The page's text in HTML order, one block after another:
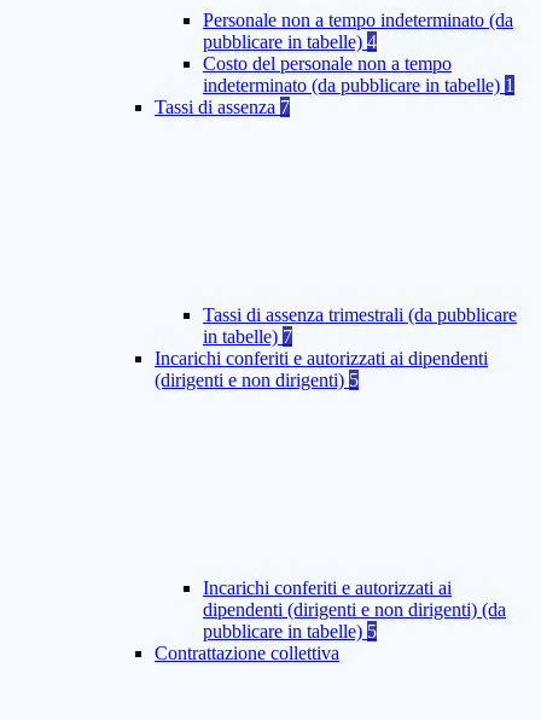
Personale non a tempo indeterminato (da
pubblicare in tabelle) 4
Costo del personale non a tempo
indeterminato (da pubblicare in tabelle) 1
Tassi di assenza 7
Tassi di assenza trimestrali (da pubblicare
in tabelle) 7
Incarichi conferiti e autorizzati ai dipendenti
(dirigenti e non dirigenti) 5
Incarichi conferiti e autorizzati ai
dipendenti (dirigenti e non dirigenti) (da
pubblicare in tabelle) 5
Contrattazione collettiva